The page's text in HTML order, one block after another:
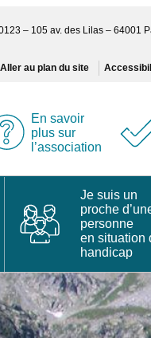
– 105 av. des Lilas –
Aller au plan du site
En savoir
plus sur
l’association
Je suis un
proche
personne
en situation
handicap